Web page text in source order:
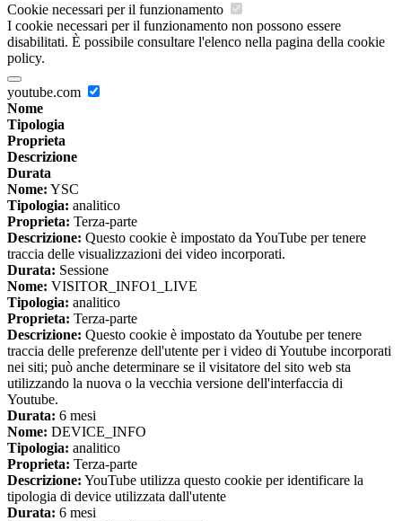
Cookie necessari per il funzionamento
I cookie necessari per il funzionamento non possono essere
disabilitati. È possibile consultare l'elenco nella pagina della cookie
policy.
youtube.com
Nome
Tipologia
Proprieta
Descrizione
Durata
Nome: YSC
Tipologia: analitico
Proprieta: Terza-parte
Descrizione: Questo cookie è impostato da YouTube per tenere
traccia delle visualizzazioni dei video incorporati.
Durata: Sessione
Nome: VISITOR_INFO1_LIVE
Tipologia: analitico
Proprieta: Terza-parte
Descrizione: Questo cookie è impostato da Youtube per tenere
traccia delle preferenze dell'utente per i video di Youtube incorporati
nei siti; può anche determinare se il visitatore del sito web sta
utilizzando la nuova o la vecchia versione dell'interfaccia di
Youtube.
Durata: 6 mesi
Nome: DEVICE_INFO
Tipologia: analitico
Proprieta: Terza-parte
Descrizione: YouTube utilizza questo cookie per identificare la
tipologia di device utilizzata dall'utente
Durata: 6 mesi